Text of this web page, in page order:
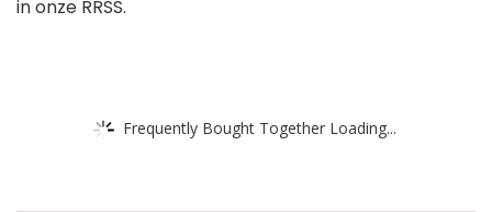
in onze RRSS.
Frequently Bought Together Loading...